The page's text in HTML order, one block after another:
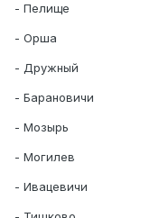
- Пелище
- Орша
- Дружный
- Барановичи
- Мозырь
- Могилев
- Ивацевичи